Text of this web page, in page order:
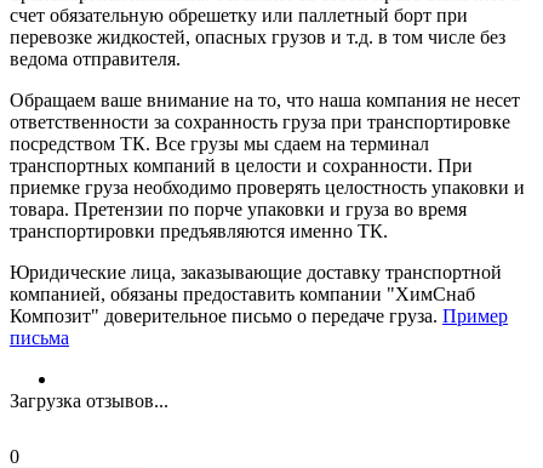
счет обязательную обрешетку или паллетный борт при
перевозке жидкостей, опасных грузов и т.д. в том числе без
ведома отправителя.
Обращаем ваше внимание на то, что наша компания не несет
ответственности за сохранность груза при транспортировке
посредством ТК. Все грузы мы сдаем на терминал
транспортных компаний в целости и сохранности. При
приемке груза необходимо проверять целостность упаковки и
товара. Претензии по порче упаковки и груза во время
транспортировки предъявляются именно ТК.
Юридические лица, заказывающие доставку транспортной
компанией, обязаны предоставить компании "ХимСнаб
Композит" доверительное письмо о передаче груза. Пример
письма
Загрузка отзывов...
0